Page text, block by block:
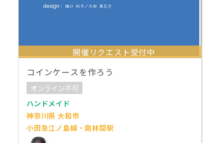
開催リクエスト受付中
コインケースを作ろう
オンライン不可
ハンドメイド
神奈川県 大和市
小田急江ノ島線・南林間駅